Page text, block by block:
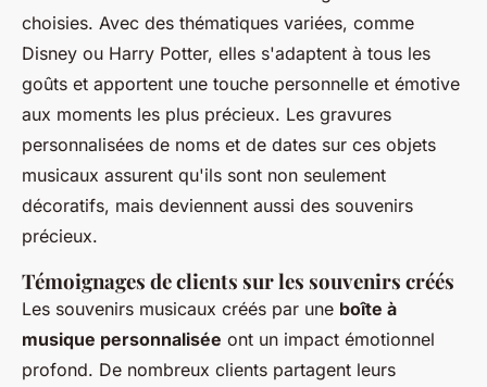
choisies. Avec des thématiques variées, comme
Disney ou Harry Potter, elles s'adaptent à tous les
goûts et apportent une touche personnelle et émotive
aux moments les plus précieux. Les gravures
personnalisées de noms et de dates sur ces objets
musicaux assurent qu'ils sont non seulement
décoratifs, mais deviennent aussi des souvenirs
précieux.
Témoignages de clients sur les souvenirs créés
Les souvenirs musicaux créés par une boîte à
musique personnalisée ont un impact émotionnel
profond. De nombreux clients partagent leurs